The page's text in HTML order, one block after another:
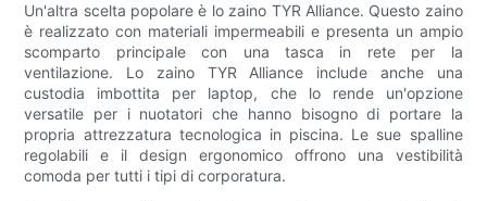
Un'altra scelta popolare è lo zaino TYR Alliance. Questo zaino
è realizzato con materiali impermeabili e presenta un ampio
scomparto principale con una tasca in rete per la
ventilazione. Lo zaino TYR Alliance include anche una
custodia imbottita per laptop, che lo rende un'opzione
versatile per i nuotatori che hanno bisogno di portare la
propria attrezzatura tecnologica in piscina. Le sue spalline
regolabili e il design ergonomico offrono una vestibilità
comoda per tutti i tipi di corporatura.